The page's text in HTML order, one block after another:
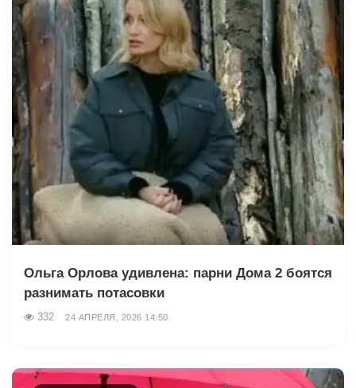
Ольга Орлова удивлена: парни Дома 2 боятся
разнимать потасовки
332 24 АПРЕЛЯ, 2026 14:50